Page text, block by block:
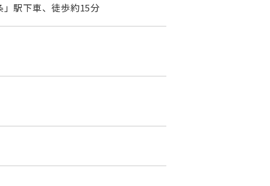
駅下車、徒歩約15分